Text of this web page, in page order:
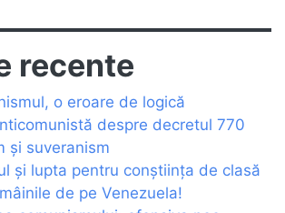
recente
o eroare de logică
despre decretul 770
și suveranism
și lupta pentru conștiința de clasă
de pe Venezuela!